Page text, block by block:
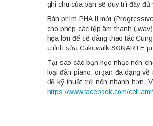
ghi chú của bạn sẽ duy trì đầy
Bàn phím PHA II mới
cho phép các tệp âm thanh
họa lớn để dễ dàng thao tác
chỉnh sửa Cakewalk SONAR LE
Tại sao các bạn học nhạc nên
loại đàn piano, organ đa dạng
đề kỹ thuật trở nên nhanh hơn.
https://www.facebook.com/